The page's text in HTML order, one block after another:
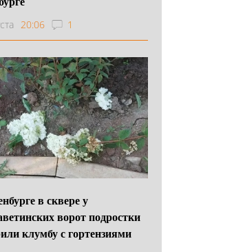
20:06 1
в сквере у
ворот подростки
клумбу с гортензиями